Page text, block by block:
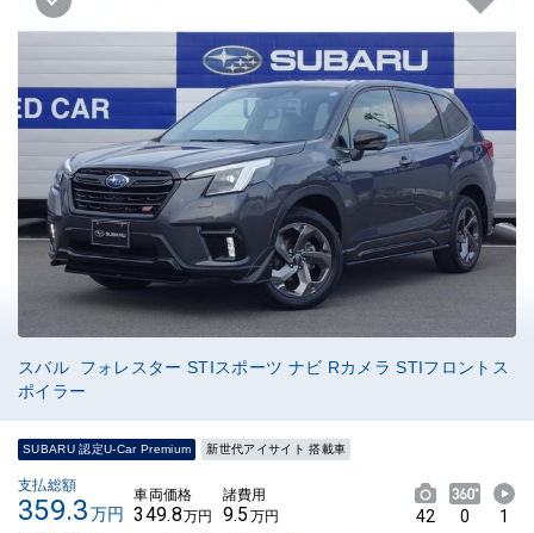
スバル フォレスター STIスポーツ ナビ Rカメラ STIフロントス
ポイラー
SUBARU 認定U-Car Premium 新世代アイサイト 搭載車
支払総額
359.3万円
車両価格
349.8万円
諸費用
9.5 万円 42 0 1